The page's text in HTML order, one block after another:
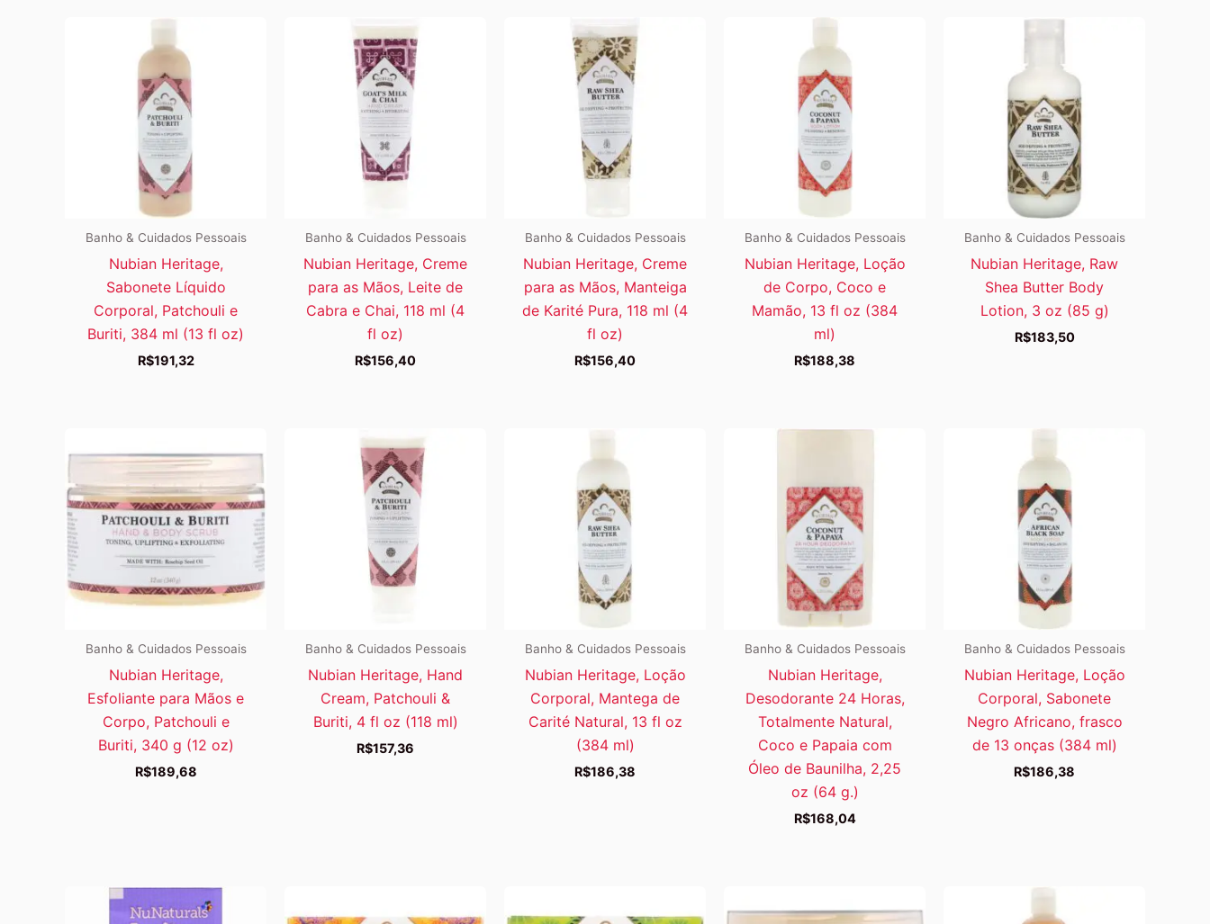
Banho & Cuidados Pessoais
Nubian Heritage,
Sabonete Líquido
Corporal, Patchouli e
Buriti, 384 ml (13 fl oz)
R$191,32
Banho & Cuidados Pessoais
Nubian Heritage, Creme
para as Mãos, Leite de
Cabra e Chai, 118 ml (4
fl oz)
R$156,40
Banho & Cuidados Pessoais
Nubian Heritage, Creme
para as Mãos, Manteiga
de Karité Pura, 118 ml (4
fl oz)
R$156,40
Banho & Cuidados Pessoais
Nubian Heritage, Loção
de Corpo, Coco e
Mamão, 13 fl oz (384
ml)
R$188,38
Banho & Cuidados Pessoais
Nubian Heritage, Raw
Shea Butter Body
Lotion, 3 oz (85 g)
R$183,50
Banho & Cuidados Pessoais
Nubian Heritage,
Esfoliante para Mãos e
Corpo, Patchouli e
Buriti, 340 g (12 oz)
R$189,68
Banho & Cuidados Pessoais
Nubian Heritage, Hand
Cream, Patchouli &
Buriti, 4 fl oz (118 ml)
R$157,36
Banho & Cuidados Pessoais
Nubian Heritage, Loção
Corporal, Mantega de
Carité Natural, 13 fl oz
(384 ml)
R$186,38
Banho & Cuidados Pessoais
Nubian Heritage,
Desodorante 24 Horas,
Totalmente Natural,
Coco e Papaia com
Óleo de Baunilha, 2,25
oz (64 g.)
R$168,04
Banho & Cuidados Pessoais
Nubian Heritage, Loção
Corporal, Sabonete
Negro Africano, frasco
de 13 onças (384 ml)
R$186,38